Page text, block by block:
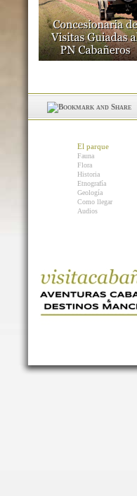
El parque
Fauna
Flora
Historia
Etnografía
Geología
Como llegar
Audios